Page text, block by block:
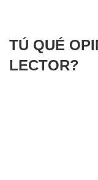
TÚ QUÉ
LECTOR?